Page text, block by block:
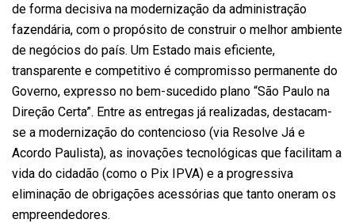
de forma decisiva na modernização da administração
fazendária, com o propósito de construir o melhor ambiente
de negócios do país. Um Estado mais eficiente,
transparente e competitivo é compromisso permanente do
Governo, expresso no bem-sucedido plano “São Paulo na
Direção Certa”. Entre as entregas já realizadas, destacam-
se a modernização do contencioso (via Resolve Já e
Acordo Paulista), as inovações tecnológicas que facilitam a
vida do cidadão (como o Pix IPVA) e a progressiva
eliminação de obrigações acessórias que tanto oneram os
empreendedores.